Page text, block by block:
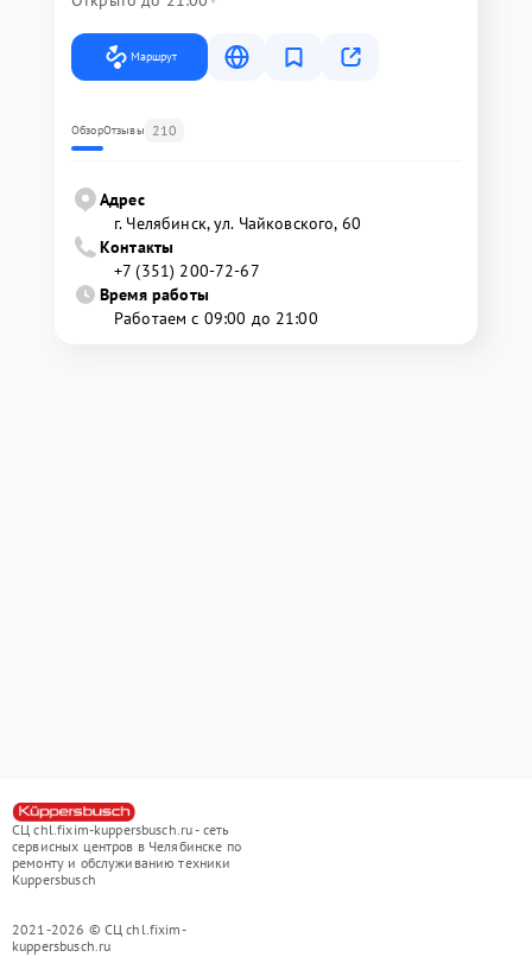
Маршрут
ОбзорОтзывы 210
Адрес
г. Челябинск, ул. Чайковского, 60
Контакты
+7 (351) 200-72-67
Время работы
Работаем с 09:00 до 21:00
СЦ chl.fixim-kuppersbusch.ru - сеть
сервисных центров в Челябинске по
ремонту и обслуживанию техники
Kuppersbusch
2021-2026 © СЦ chl.fixim-
kuppersbusch.ru